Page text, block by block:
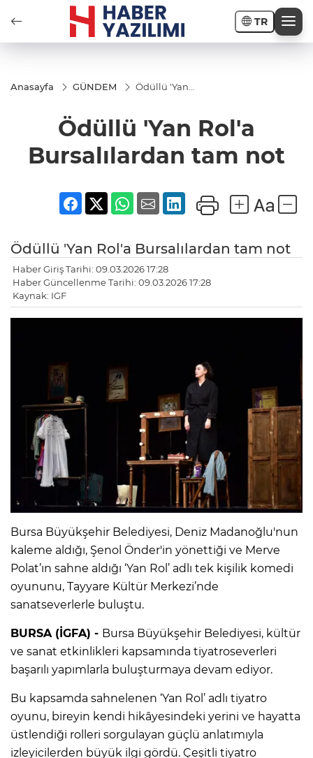
TR
Anasayfa GÜNDEM
Ödüllü 'Yan
tam not
Ödüllü 'Yan Rol'a
Bursalılardan tam not
Ödüllü 'Yan Rol'a Bursalılardan tam not
Haber Giriş Tarihi: 09.03.2026 17:28
Haber Güncellenme Tarihi: 09.03.2026 17:28
Kaynak: IGF
Bursa Büyükşehir Belediyesi, Deniz Madanoğlu'nun
kaleme aldığı, Şenol Önder'in yönettiği ve Merve
Polat’ın sahne aldığı ‘Yan Rol’ adlı tek kişilik komedi
oyununu, Tayyare Kültür Merkezi’nde
sanatseverlerle buluştu.
BURSA (İGFA) - Bursa Büyükşehir Belediyesi, kültür
ve sanat etkinlikleri kapsamında tiyatroseverleri
başarılı yapımlarla buluşturmaya devam ediyor.
Bu kapsamda sahnelenen ‘Yan Rol’ adlı tiyatro
oyunu, bireyin kendi hikâyesindeki yerini ve hayatta
üstlendiği rolleri sorgulayan güçlü anlatımıyla
izleyicilerden büyük ilgi gördü. Çeşitli tiyatro